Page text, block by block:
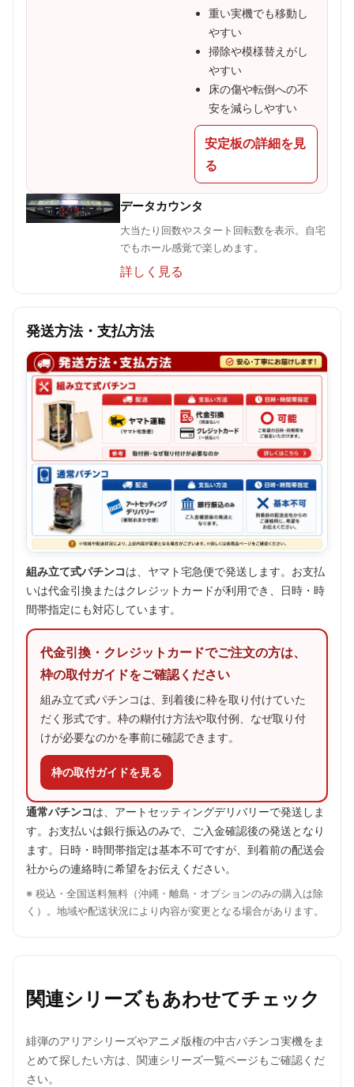
重い実機でも移動し
やすい
掃除や模様替えがし
やすい
床の傷や転倒への不
安を減らしやすい
安定板の詳細を見
る
データカウンタ
大当たり回数やスタート回転数を表示。自宅
でもホール感覚で楽しめます。
詳しく見る
発送方法・支払方法
組み立て式パチンコは、ヤマト宅急便で発送します。お支払
いは代金引換またはクレジットカードが利用でき、日時・時
間帯指定にも対応しています。
代金引換・クレジットカードでご注文の方は、
枠の取付ガイドをご確認ください
組み立て式パチンコは、到着後に枠を取り付けていた
だく形式です。枠の糊付け方法や取付例、なぜ取り付
けが必要なのかを事前に確認できます。
枠の取付ガイドを見る
通常パチンコは、アートセッティングデリバリーで発送しま
す。お支払いは銀行振込のみで、ご入金確認後の発送となり
ます。日時・時間帯指定は基本不可ですが、到着前の配送会
社からの連絡時に希望をお伝えください。
※ 税込・全国送料無料（沖縄・離島・オプションのみの購入は除
く）。地域や配送状況により内容が変更となる場合があります。
関連シリーズもあわせてチェック
緋弾のアリアシリーズやアニメ版権の中古パチンコ実機をま
とめて探したい方は、関連シリーズ一覧ページもご確認くだ
さい。